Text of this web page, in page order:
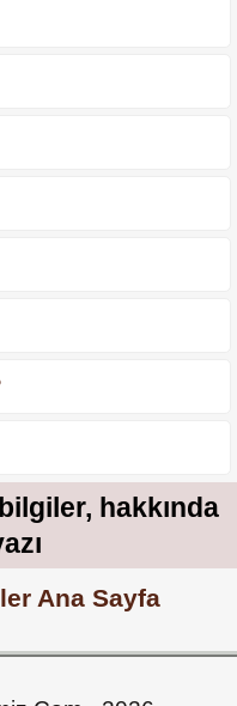
hakkında
Ana Sayfa